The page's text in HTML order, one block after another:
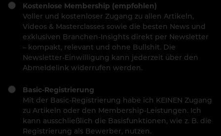
Kostenlose Membership (empfohlen)
Voller und kostenloser Zugang zu allen Artikeln,
Videos & Masterclasses sowie die besten News und
exklusiven Branchen-Insights direkt per Newsletter
– kompakt, relevant und ohne Bullshit. Die
Newsletter-Einwilligung kann jederzeit über den
Abmeldelink widerrufen werden.
Basic-Registrierung
Mit der Basic-Registrierung habe ich KEINEN Zugang
zu Artikeln oder den Membership-Leistungen. Ich
kann ausschließlich die Basisfunktionen, wie z. B. die
Registrierung als Bewerber, nutzen.